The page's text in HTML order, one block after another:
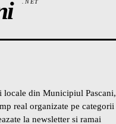
.NET
locale din Municipiul Pascani,
real organizate pe categorii
la newsletter si ramai